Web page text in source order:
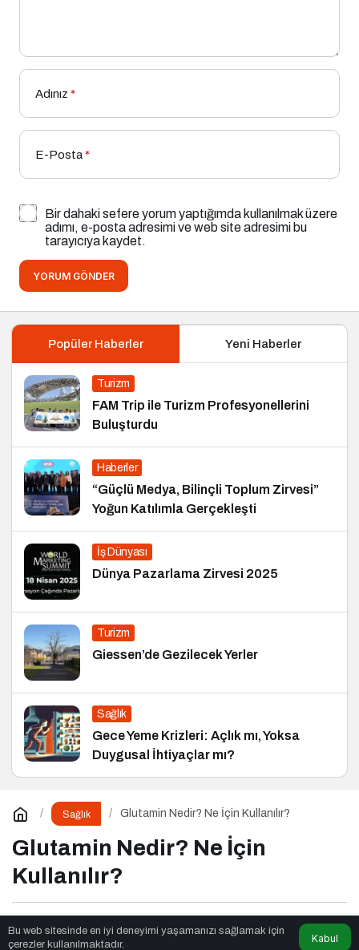
Adınız *
E-Posta*
Bir dahaki sefere yorum yaptığımda kullanılmak üzere
adımı, e-posta adresimi ve web site adresimi bu
tarayıcıya kaydet.
YORUM GÖNDER
Popüler Haberler Yeni Haberler
Turizm
FAM Trip ile Turizm Profesyonellerini
Buluşturdu
Haberler
“Güçlü Medya, Bilinçli Toplum Zirvesi”
Yoğun Katılımla Gerçekleşti
İş Dünyası
Dünya Pazarlama Zirvesi 2025
Turizm
Giessen’de Gezilecek Yerler
Sağlık
Gece Yeme Krizleri: Açlık mı, Yoksa
Duygusal İhtiyaçlar mı?
Sağlık Glutamin Nedir? Ne İçin Kullanılır?
Glutamin Nedir? Ne İçin
Kullanılır?
Fox Moda tarafından yayınlandı
Bu web sitesinde en iyi deneyimi yaşamanızı sağlamak için
çerezler kullanılmaktadır.
Kabul